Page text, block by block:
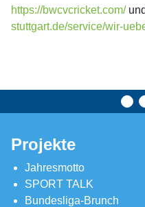
https://bwcvcricket.com/und
stuttgart.de/service/wir-
Projekte
Jahresmotto
SPORT TALK
Bundesliga-Brunch